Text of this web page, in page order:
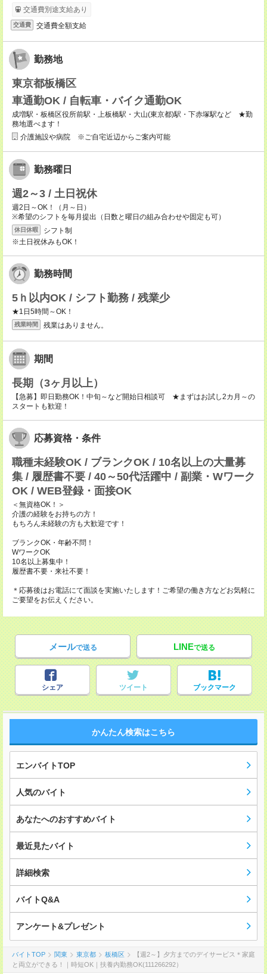
交通費別途支給あり
交通費 交通費全額支給
勤務地
東京都板橋区
車通勤OK / 自転車・バイク通勤OK
成増駅・板橋区役所前駅・上板橋駅・大山(東京都)駅・下赤塚駅など ★勤
務地選べます！
介護施設や病院 ※ご自宅近辺からご案内可能
勤務曜日
週2～3 / 土日祝休
週2日～OK！（月～日）
※希望のシフトを毎月提出（日数と曜日の組み合わせや固定も可）
休日休暇
シフト制
※土日祝休みもOK！
勤務時間
5ｈ以内OK / シフト勤務 / 残業少
★1日5時間～OK！
残業時間 残業はありません。
期間
長期（3ヶ月以上）
【急募】即日勤務OK！中旬～など開始日相談可 ★まずはお試し2カ月～の
スタートも歓迎！
応募資格・条件
職種未経験OK / ブランクOK / 10名以上の大量募
集 / 履歴書不要 / 40～50代活躍中 / 副業・Wワーク
OK / WEB登録・面接OK
＜無資格OK！＞
介護の経験をお持ちの方！
もちろん未経験の方も大歓迎です！
ブランクOK・年齢不問！
WワークOK
10名以上募集中！
履歴書不要・来社不要！
＊応募後はお電話にて面談を実施いたします！ご希望の働き方などお気軽に
ご要望をお伝えください。
メールで送る LINEで送る
シェア ツイート ブックマーク
かんたん検索はこちら
エンバイトTOP
人気のバイト
あなたへのおすすめバイト
最近見たバイト
詳細検索
バイトQ&A
アンケート&プレゼント
バイトTOP 関東 東京都 板橋区
【週2～】夕方までのデイサービス＊家庭
と両立ができる！｜時短OK｜扶養内勤務OK(111266292）